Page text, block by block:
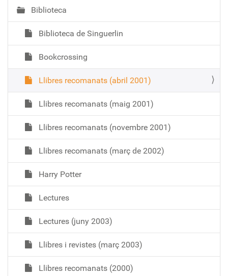
Biblioteca
Biblioteca de Singuerlin
Bookcrossing
Llibres recomanats (abril 2001)
Llibres recomanats (maig 2001)
Llibres recomanats (novembre 2001)
Llibres recomanats (març de 2002)
Harry Potter
Lectures
Lectures (juny 2003)
Llibres i revistes (març 2003)
Llibres recomanats (2000)